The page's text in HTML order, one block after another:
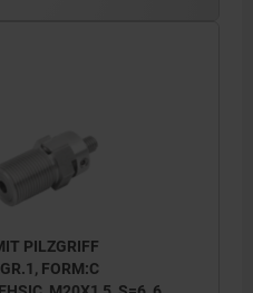
PILZGRIFF
FORM:C